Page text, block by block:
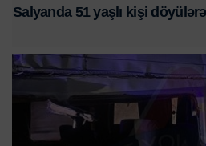
Salyanda 51 yaşlı kişi